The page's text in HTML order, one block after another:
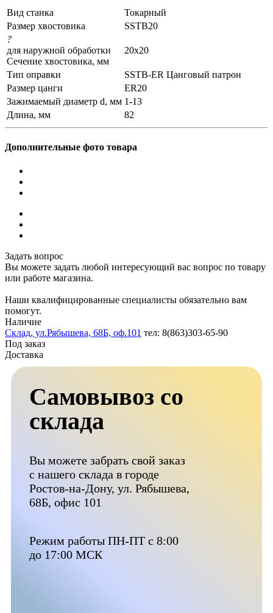
Вид станка
Токарный
Размер хвостовика
SSTB20
?
для наружной обработки
Сечение хвостовика, мм
20x20
Тип оправки
SSTB-ER Цанговый патрон
Размер цанги
ER20
Зажимаемый диаметр d, мм 1-13
Длина, мм
82
Дополнительные фото товара
Задать вопрос
Вы можете задать любой интересующий вас вопрос по товару
или работе магазина.
Наши квалифицированные специалисты обязательно вам
помогут.
Наличие
Склад, ул.Рябышева, 68Б, оф.101 тел: 8(863)303-65-90
Под заказ
Доставка
Самовывоз со
склада
Вы можете забрать свой заказ
с нашего склада в городе
Ростов-на-Дону, ул. Рябышева,
68Б, офис 101
Режим работы ПН-ПТ с 8:00
до 17:00 МСК